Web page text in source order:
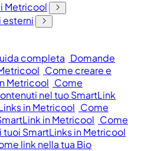
Metricool
esterni
completa Domande
Come creare e
Metricool Come
nel tuo SmartLink
in Metricool Come
in Metricool Come
tuoi SmartLinks in Metricool
link nella tua Bio